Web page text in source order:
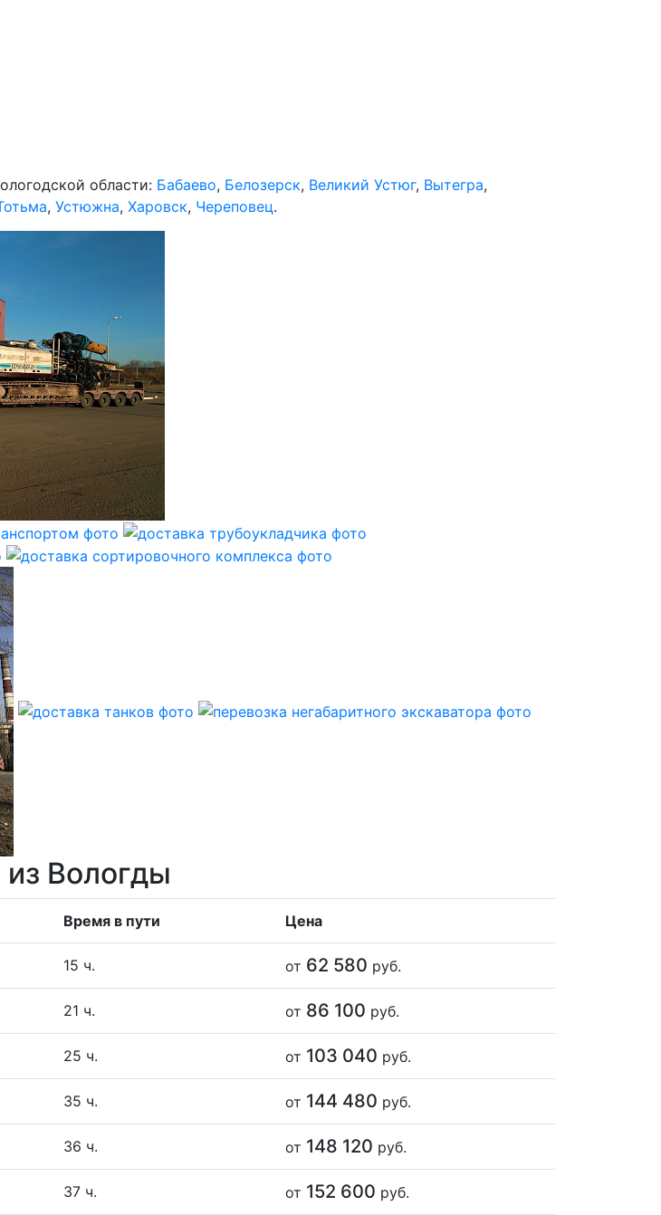
области: Бабаево, Белозерск, Великий Устюг, Вытегра,
, Устюжна, Харовск, Череповец.
из Вологды
Время в пути Цена
15 ч. от 62 580 руб.
21 ч. от 86 100 руб.
25 ч. от 103 040 руб.
35 ч. от 144 480 руб.
36 ч. от 148 120 руб.
37 ч. от 152 600 руб.